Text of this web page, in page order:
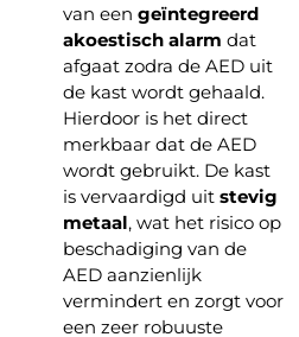
van een geïntegreerd
akoestisch alarm dat
afgaat zodra de AED uit
de kast wordt gehaald.
Hierdoor is het direct
merkbaar dat de AED
wordt gebruikt. De kast
is vervaardigd uit stevig
metaal, wat het risico op
beschadiging van de
AED aanzienlijk
vermindert en zorgt voor
een zeer robuuste